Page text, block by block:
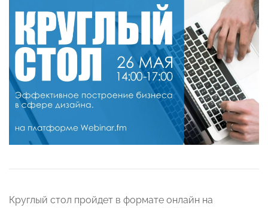
Круглый стол пройдет в формате онлайн на